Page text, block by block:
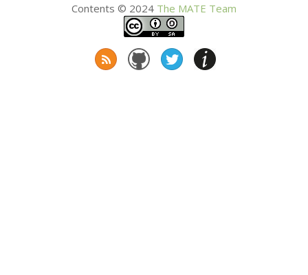
Contents © 2024 The MATE Team